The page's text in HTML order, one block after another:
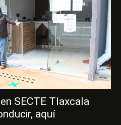
SECTE Tlaxcala
aquí